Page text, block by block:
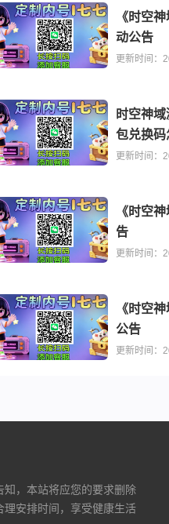
《时空
动公告
更新时间：
时空神
包兑换码
更新时间：
《时空
告
更新时间：
《时空
公告
更新时间：
，本站将应您的要求删除
安排时间，享受健康生活